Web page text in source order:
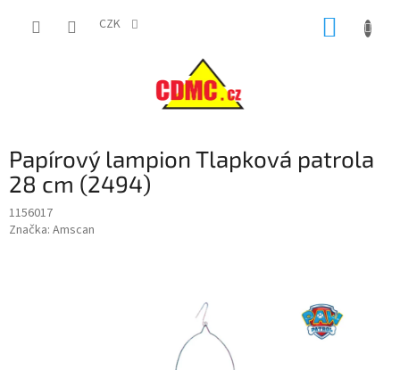
CZK
Papírový lampion Tlapková patrola
28 cm (2494)
1156017
Značka: Amscan